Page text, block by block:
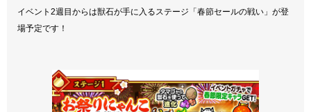
イベント2週目からは獣石が手に入るステージ「春節セールの戦い」が登
場予定です！